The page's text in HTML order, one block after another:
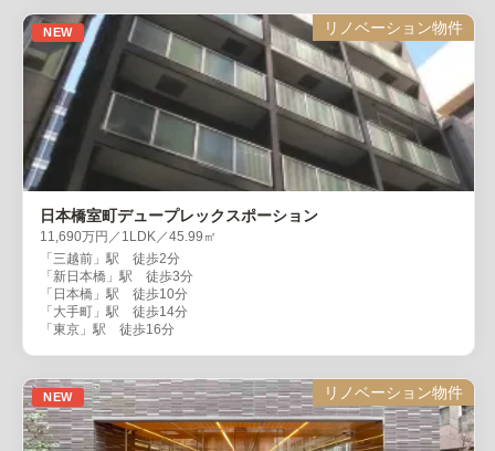
NEW リノベーション物件
日本橋室町デュープレックスポーション
11,690万円／1LDK／45.99㎡
「三越前」駅 徒歩2分
「新日本橋」駅 徒歩3分
「日本橋」駅 徒歩10分
「大手町」駅 徒歩14分
「東京」駅 徒歩16分
NEW リノベーション物件